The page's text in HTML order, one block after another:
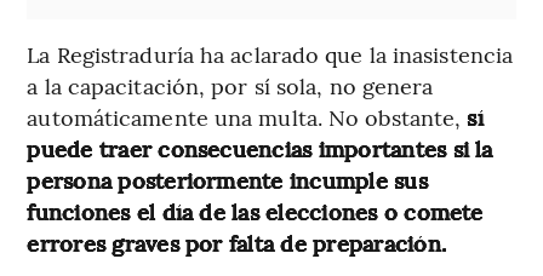
La Registraduría ha aclarado que la inasistencia
a la capacitación, por sí sola, no genera
automáticamente una multa. No obstante,sí
puede traer consecuencias importantes si la
persona posteriormente incumple sus
funciones el día de las elecciones o comete
errores graves por falta de preparación.